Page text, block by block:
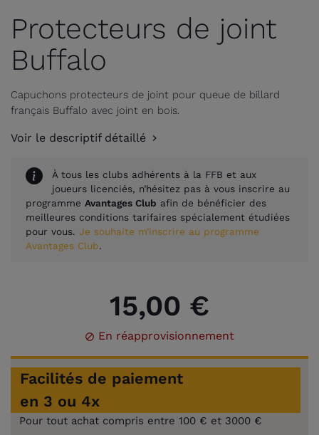
Protecteurs de joint
Buffalo
Capuchons protecteurs de joint pour queue de billard
français Buffalo avec joint en bois.
Voir le descriptif détaillé
À tous les clubs adhérents à la FFB et aux
joueurs licenciés, n’hésitez pas à vous inscrire au
programme Avantages Club afin de bénéficier des
meilleures conditions tarifaires spécialement étudiées
pour vous. Je souhaite m’inscrire au programme
Avantages Club.
15,00 €
 En réapprovisionnement
Facilités de paiement
en 3 ou 4x
Pour tout achat compris entre 100 € et 3000 €